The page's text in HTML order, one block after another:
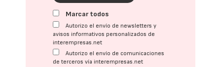
Marcar todos
Autorizo el envío de newsletters y
avisos informativos personalizados de
interempresas.net
Autorizo el envío de comunicaciones
de terceros vía interempresas.net